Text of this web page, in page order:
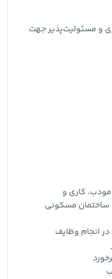
و مسئولیت‌پذیر جهت
کاری و
ساختمان مسکونی
انجام وظایف